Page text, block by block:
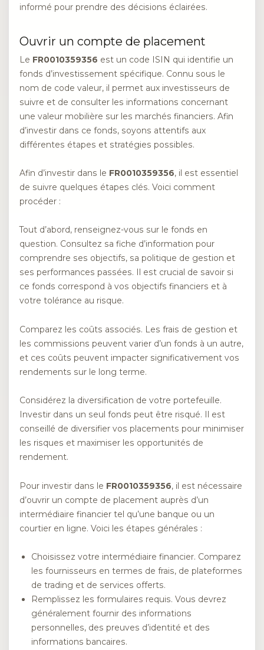
informé pour prendre des décisions éclairées.
Ouvrir un compte de placement
Le FR0010359356 est un code ISIN qui identifie un
fonds d’investissement spécifique. Connu sous le
nom de code valeur, il permet aux investisseurs de
suivre et de consulter les informations concernant
une valeur mobilière sur les marchés financiers. Afin
d’investir dans ce fonds, soyons attentifs aux
différentes étapes et stratégies possibles.
Afin d’investir dans le FR0010359356, il est essentiel
de suivre quelques étapes clés. Voici comment
procéder :
Tout d’abord, renseignez-vous sur le fonds en
question. Consultez sa fiche d’information pour
comprendre ses objectifs, sa politique de gestion et
ses performances passées. Il est crucial de savoir si
ce fonds correspond à vos objectifs financiers et à
votre tolérance au risque.
Comparez les coûts associés. Les frais de gestion et
les commissions peuvent varier d’un fonds à un autre,
et ces coûts peuvent impacter significativement vos
rendements sur le long terme.
Considérez la diversification de votre portefeuille.
Investir dans un seul fonds peut être risqué. Il est
conseillé de diversifier vos placements pour minimiser
les risques et maximiser les opportunités de
rendement.
Pour investir dans le FR0010359356, il est nécessaire
d’ouvrir un compte de placement auprès d’un
intermédiaire financier tel qu’une banque ou un
courtier en ligne. Voici les étapes générales :
Choisissez votre intermédiaire financier. Comparez
les fournisseurs en termes de frais, de plateformes
de trading et de services offerts.
Remplissez les formulaires requis. Vous devrez
généralement fournir des informations
personnelles, des preuves d’identité et des
informations bancaires.